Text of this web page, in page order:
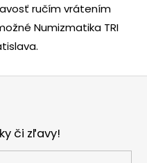
ručím vrátením
Numizmatika TRI
či zľavy!